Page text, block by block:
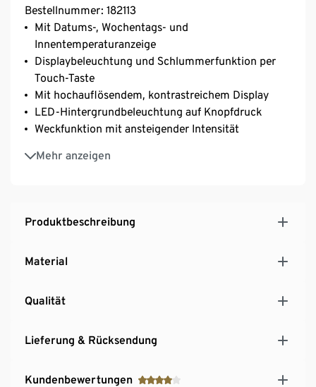
Bestellnummer: 182113
Mit Datums-, Wochentags- und
Innentemperaturanzeige
Displaybeleuchtung und Schlummerfunktion per
Touch-Taste
Mit hochauflösendem, kontrastreichem Display
LED-Hintergrundbeleuchtung auf Knopfdruck
Weckfunktion mit ansteigender Intensität
Mehr anzeigen
Anzeige der Innentemperatur in °C (Celsius) oder °F
(Fahrenheit)
Produktbeschreibung
Material
Qualität
Lieferung & Rücksendung
Kundenbewertungen